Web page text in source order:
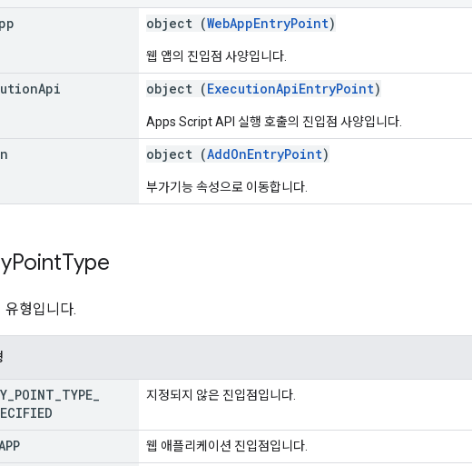
object (WebAppEntryPoint)
웹 앱의 진입점 사양입니다.
Api object (ExecutionApiEntryPoint)
Apps Script API 실행 호출의 진입점 사양입니다.
object (AddOnEntryPoint)
부가기능 속성으로 이동합니다.
PointType
유형입니다.
POINT TYPE 지정되지 않은 진입점입니다.
웹 애플리케이션 진입점입니다.